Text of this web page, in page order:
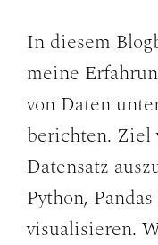
In diesem
meine
von Daten
berichten. Ziel
Datensatz
Python,
visualisieren.